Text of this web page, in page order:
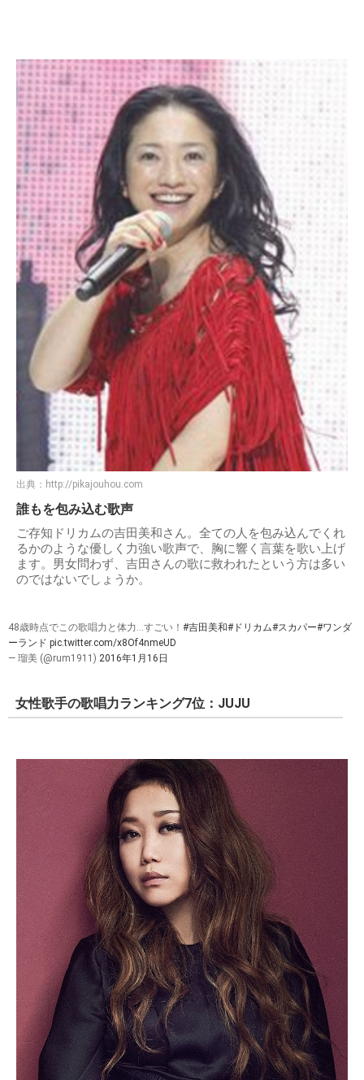
出典： http://pikajouhou.com
誰もを包み込む歌声
ご存知ドリカムの吉田美和さん。全ての人を包み込んでくれ
るかのような優しく力強い歌声で、胸に響く言葉を歌い上げ
ます。男女問わず、吉田さんの歌に救われたという方は多い
のではないでしょうか。
48歳時点でこの歌唱力と体力…すごい！ #吉田美和#ドリカム#スカパー#ワンダ
ーランド pic.twitter.com/x8Of4nmeUD
— 瑠美 (@rum1911) 2016年1月16日
女性歌手の歌唱力ランキング7位：JUJU